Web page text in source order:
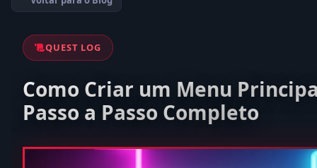
QUEST LOG
Como Criar um Menu
Passo a Passo Completo